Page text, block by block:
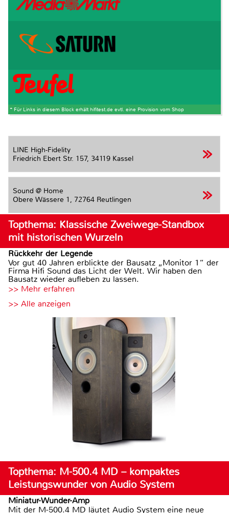
* Für Links in diesem Block erhält hifitest.de evtl. eine Provision vom Shop
LINE High-Fidelity
Friedrich Ebert Str. 157, 34119 Kassel
Sound @ Home
Obere Wässere 1, 72764 Reutlingen
Topthema: Klassische Zweiwege-Standbox
mit historischen Wurzeln
Rückkehr der Legende
Vor gut 40 Jahren erblickte der Bausatz „Monitor 1“ der
Firma Hifi Sound das Licht der Welt. Wir haben den
Bausatz wieder aufleben zu lassen.
>> Mehr erfahren
>> Alle anzeigen
Topthema: M-500.4 MD – kompaktes
Leistungswunder von Audio System
Miniatur-Wunder-Amp
Mit der M-500.4 MD läutet Audio System eine neue